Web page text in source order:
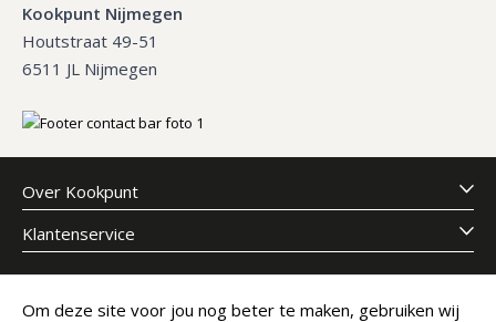
Kookpunt Nijmegen
Houtstraat 49-51
6511 JL Nijmegen
Over Kookpunt
Klantenservice
Meld je aan voor onze nieuwsbrief
Om deze site voor jou nog beter te maken, gebruiken wij